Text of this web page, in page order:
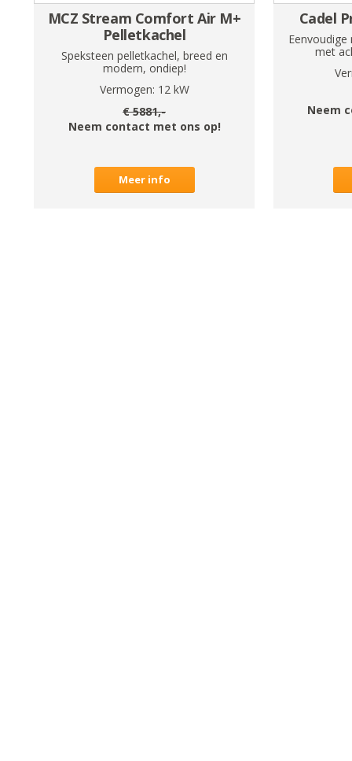
MCZ Stream Comfort Air M+
Pelletkachel
Speksteen pelletkachel, breed en
modern, ondiep!
Vermogen: 12kW
€5881,-
Neem contact met ons op!
Meer info
Cadel
met
Neem